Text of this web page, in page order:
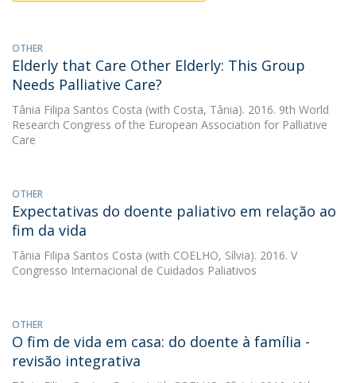
OTHER
Elderly that Care Other Elderly: This Group
Needs Palliative Care?
Tânia Filipa Santos Costa (with Costa, Tânia). 2016. 9th World
Research Congress of the European Association for Palliative
Care
OTHER
Expectativas do doente paliativo em relação ao
fim da vida
Tânia Filipa Santos Costa (with COELHO, Sílvia). 2016. V
Congresso Internacional de Cuidados Paliativos
OTHER
O fim de vida em casa: do doente à família -
revisão integrativa